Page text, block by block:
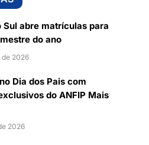
Sul abre matrículas para
do ano
de 2026
Dia dos Pais com
do ANFIP Mais
2026